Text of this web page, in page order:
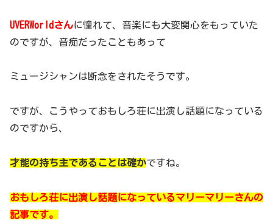
UVERWorldさんに憧れて、音楽にも大変関心をもっていた
のですが、音痴だったこともあって
ミュージシャンは断念をされたそうです。
ですが、こうやっておもしろ荘に出演し話題になっている
のですから、
才能の持ち主であることは確かですね。
おもしろ荘に出演し話題になっているマリーマリーさんの
記事です。